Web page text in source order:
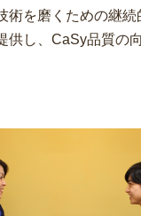
術を磨くための継続
供し、CaSy品質の